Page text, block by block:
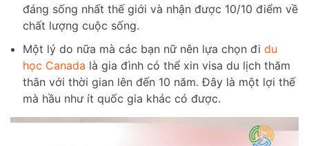
đáng sống nhất thế giới và nhận được 10/10 điểm về
chất lượng cuộc sống.
Một lý do nữa mà các bạn nữ nên lựa chọn đi du
học Canada là gia đình có thể xin visa du lịch thăm
thân với thời gian lên đến 10 năm. Đây là một lợi thế
mà hầu như ít quốc gia khác có được.